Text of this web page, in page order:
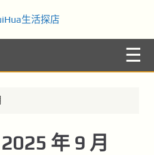
KuiHua生活探
店
2025 年 9 月